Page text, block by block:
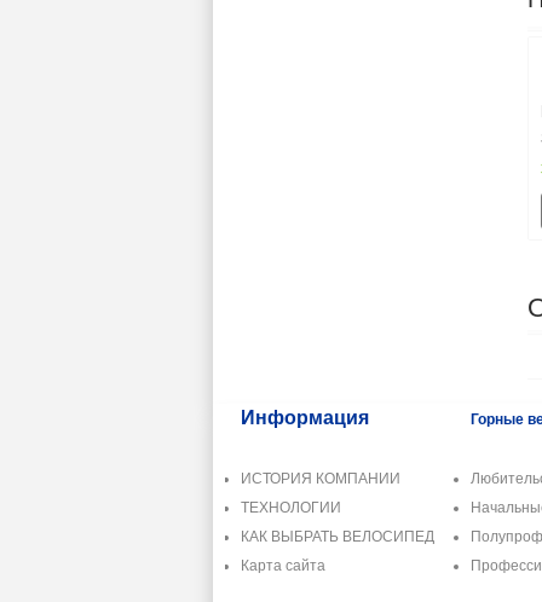
Информация
ИСТОРИЯ КОМПАНИИ
ТЕХНОЛОГИИ
КАК ВЫБРАТЬ ВЕЛОСИПЕД
Карта сайта
Горные